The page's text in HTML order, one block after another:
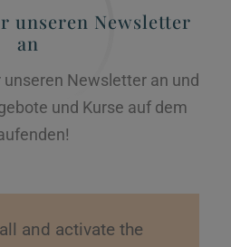
unseren Newsletter
an
Newsletter an und
und Kurse auf dem
and activate the